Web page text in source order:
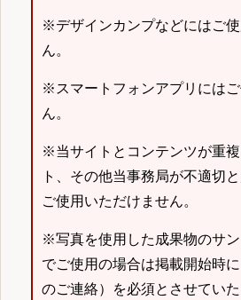
※デザインカンプなどにはご
ん。
※スマートフォンアプリには
ん。
※当サイトとコンテンツが重
ト、その他当事務局が不適切
ご使用いただけません。
※写真を使用した成果物のサ
でご使用の場合は掲載開始時
のご連絡）を必須とさせていた